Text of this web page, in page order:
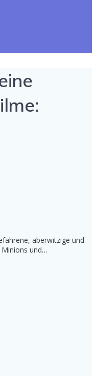
aberwitzige und
Minions und…